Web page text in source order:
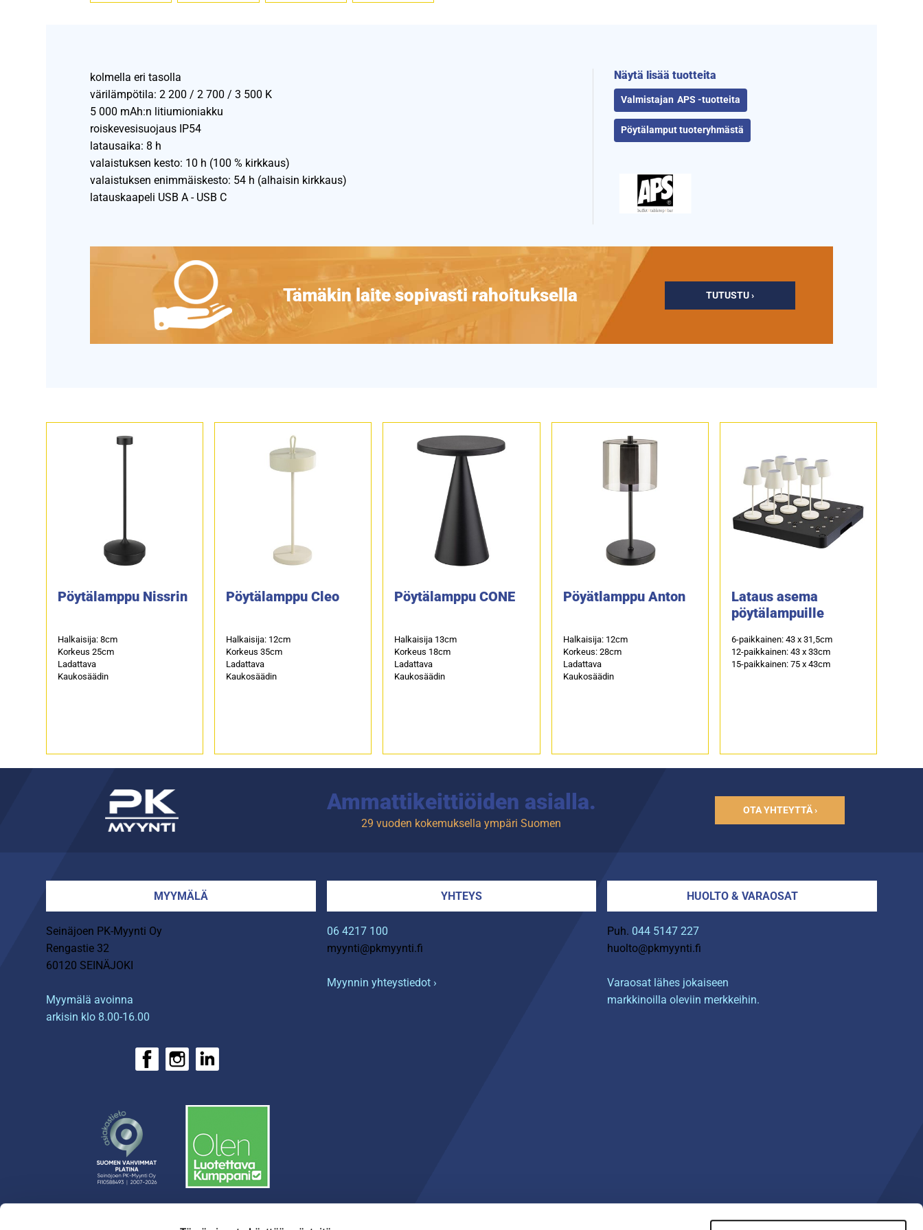
kolmella eri tasolla
värilämpötila: 2 200 / 2 700 / 3 500 K
5 000 mAh:n litiumioniakku
roiskevesisuojaus IP54
latausaika: 8 h
valaistuksen kesto: 10 h (100 % kirkkaus)
valaistuksen enimmäiskesto: 54 h (alhaisin kirkkaus)
latauskaapeli USB A - USB C
Näytä lisää tuotteita
APS -tuotteita
Pöytälamput tuoteryhmästä
Tämäkin laite sopivasti rahoituksella TUTUSTU ›
Pöytälamppu Nissrin
Halkaisija: 8cm
Korkeus 25cm
Ladattava
Kaukosäädin
Pöytälamppu Cleo
Halkaisija: 12cm
Korkeus 35cm
Ladattava
Kaukosäädin
Pöytälamppu CONE
Halkaisija 13cm
Korkeus 18cm
Ladattava
Kaukosäädin
Pöyätlamppu Anton
Halkaisija: 12cm
Korkeus: 28cm
Ladattava
Kaukosäädin
Lataus asema
pöytälampuille
6-paikkainen: 43 x 31,5cm
12-paikkainen: 43 x 33cm
15-paikkainen: 75 x 43cm
Ammattikeittiöiden asialla.
29 vuoden kokemuksella ympäri Suomen
OTA YHTEYTTÄ ›
MYYMÄLÄ
Seinäjoen PK-Myynti Oy
Rengastie 32
60120 SEINÄJOKI
Myymälä avoinna
arkisin klo 8.00-16.00
YHTEYS
06 4217 100
myynti@pkmyynti.fi
Myynnin yhteystiedot ›
HUOLTO & VARAOSAT
Puh. 044 5147 227
huolto@pkmyynti.fi
Varaosat lähes jokaiseen
markkinoilla oleviin merkkeihin.